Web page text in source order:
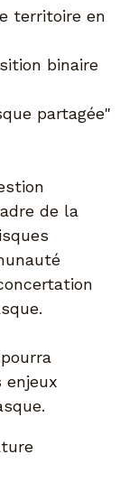
territoire en
binaire
partagée"
de la
enjeux